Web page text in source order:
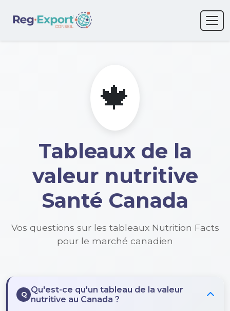
🍁
Tableaux de la
valeur nutritive
Santé Canada
Vos questions sur les tableaux Nutrition Facts
pour le marché canadien
Q
Qu'est-ce qu'un tableau de la valeur
nutritive au Canada ?